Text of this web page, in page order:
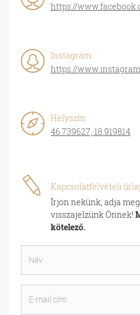
https://
Instagram:
https://
Helyszín:
46.739627, 18.919814
Kapcsolatfelvételi
Írjon nekünk, adja
visszajelzünk Önnek!
kötelező.